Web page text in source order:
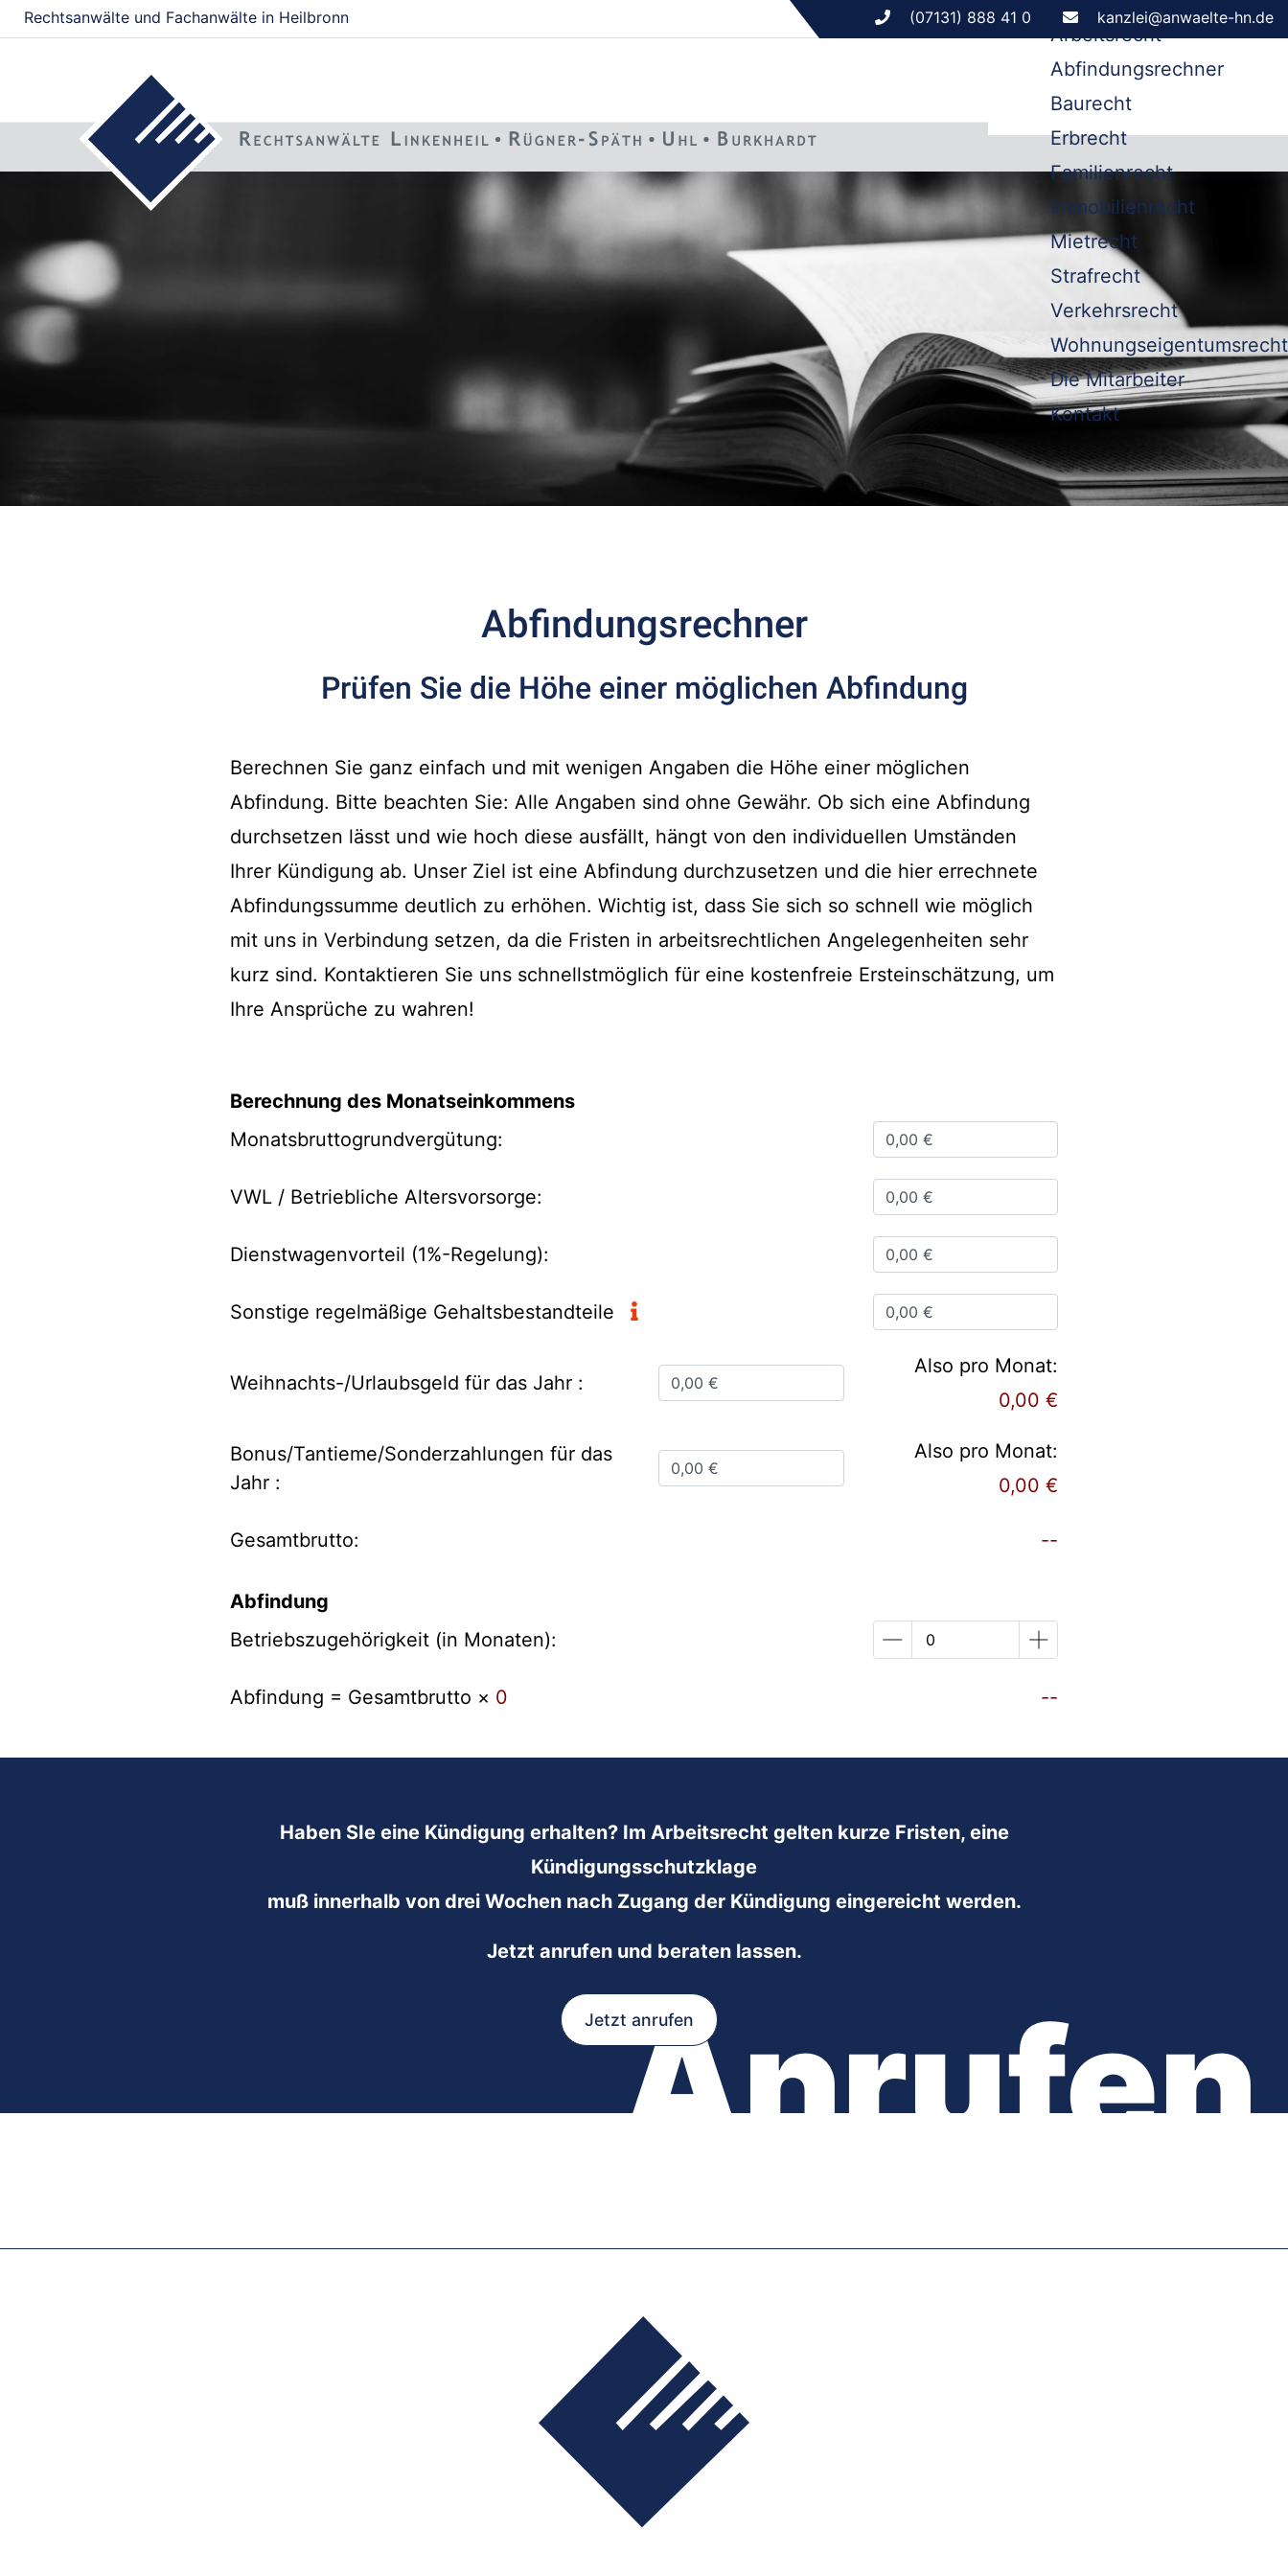
Rechtsanwälte und Fachanwälte in Heilbronn (07131) 888 41 0 kanzlei@anwaelte-hn.de
Arbeitsrecht
Abfindungsrechner
Baurecht
Erbrecht
Familienrecht
Immobilienrecht
Mietrecht
Strafrecht
Verkehrsrecht
Wohnungseigentumsrecht
Die Mitarbeiter
Kontakt
Abfindungsrechner
Prüfen Sie die Höhe einer möglichen Abfindung
Berechnen Sie ganz einfach und mit wenigen Angaben die Höhe einer möglichen
Abfindung. Bitte beachten Sie: Alle Angaben sind ohne Gewähr. Ob sich eine Abfindung
durchsetzen lässt und wie hoch diese ausfällt, hängt von den individuellen Umständen
Ihrer Kündigung ab. Unser Ziel ist eine Abfindung durchzusetzen und die hier errechnete
Abfindungssumme deutlich zu erhöhen. Wichtig ist, dass Sie sich so schnell wie möglich
mit uns in Verbindung setzen, da die Fristen in arbeitsrechtlichen Angelegenheiten sehr
kurz sind. Kontaktieren Sie uns schnellstmöglich für eine kostenfreie Ersteinschätzung, um
Ihre Ansprüche zu wahren!
Berechnung des Monatseinkommens
Monatsbruttogrundvergütung:
VWL / Betriebliche Altersvorsorge:
Dienstwagenvorteil (1%-Regelung):
Sonstige regelmäßige Gehaltsbestandteile
Weihnachts-/Urlaubsgeld für das Jahr :
Also pro Monat:
0,00 €
Bonus/Tantieme/Sonderzahlungen für das
Jahr :
Also pro Monat:
0,00 €
Gesamtbrutto: --
Abfindung
Betriebszugehörigkeit (in Monaten):
Abfindung = Gesamtbrutto × 0 --
Haben SIe eine Kündigung erhalten? Im Arbeitsrecht gelten kurze Fristen, eine
Kündigungsschutzklage
muß innerhalb von drei Wochen nach Zugang der Kündigung eingereicht werden.
Jetzt anrufen und beraten lassen.
Jetzt anrufen
Anrufen